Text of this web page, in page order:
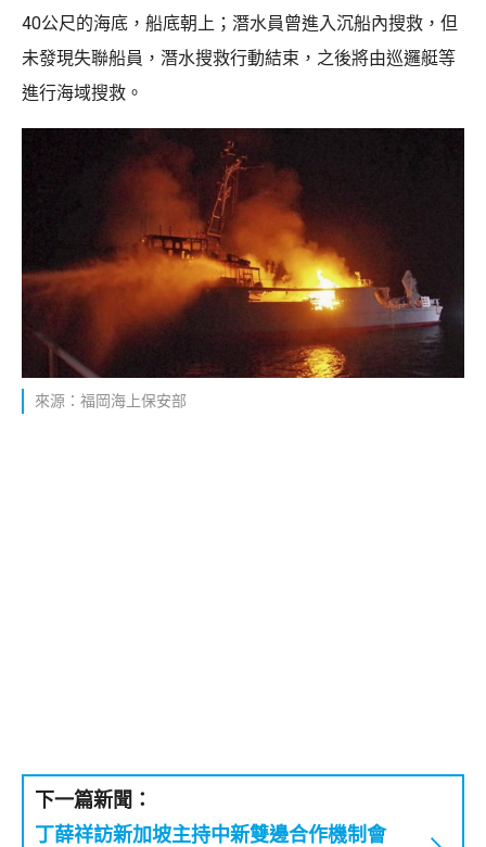
40公尺的海底，船底朝上；潛水員曾進入沉船內搜救，但
未發現失聯船員，潛水搜救行動結束，之後將由巡邏艇等
進行海域搜救。
來源：福岡海上保安部
下一篇新聞：
丁薛祥訪新加坡主持中新雙邊合作機制會